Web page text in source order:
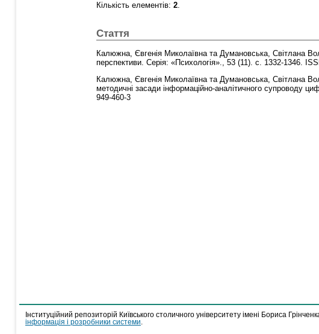
Кількість елементів: 2.
Стаття
Калюжна, Євгенія Миколаївна та Думановська, Світлана
перспективи. Серія: «Психологія»., 53 (11). с. 1332-1346.
Калюжна, Євгенія Миколаївна та Думановська, Світлана
методичні засади інформаційно-аналітичного супроводу
949-460-3
Інституційний репозиторій Київського столичного університету імені Бориса
інформація і розробники системи